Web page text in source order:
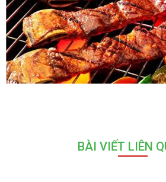
BÀI VIẾT LIÊN